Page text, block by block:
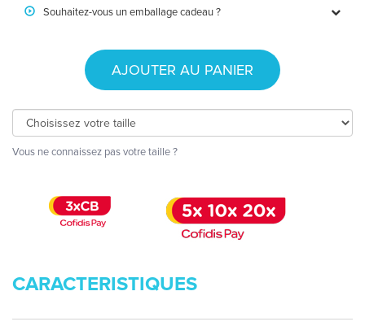
Souhaitez-vous un emballage cadeau ?
AJOUTER AU PANIER
Vous ne connaissez pas votre taille ?
CARACTERISTIQUES